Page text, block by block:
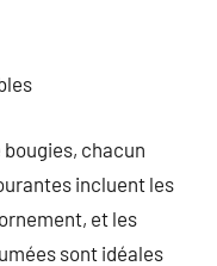
chacun
incluent les
et les
sont idéales